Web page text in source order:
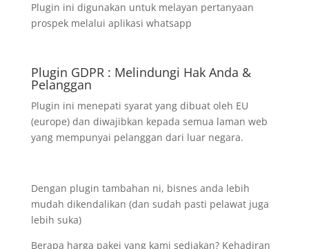
Plugin ini digunakan untuk melayan pertanyaan
prospek melalui aplikasi whatsapp
Plugin GDPR : Melindungi Hak Anda &
Pelanggan
Plugin ini menepati syarat yang dibuat oleh EU
(europe) dan diwajibkan kepada semua laman web
yang mempunyai pelanggan dari luar negara.
Dengan plugin tambahan ni, bisnes anda lebih
mudah dikendalikan (dan sudah pasti pelawat juga
lebih suka)
Berapa harga pakej yang kami sediakan? Kehadiran